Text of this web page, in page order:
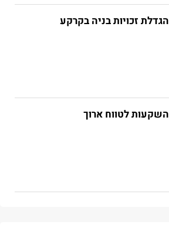
הגדלת זכויות בניה בקרקע
השקעות לטווח ארוך